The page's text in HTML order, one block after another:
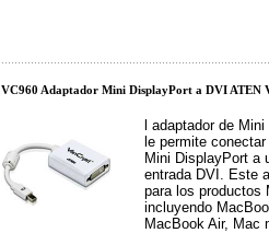
VC960 Adaptador Mini DisplayPort a DVI ATEN
l adaptador de
le permite
Mini DisplayPort a
entrada DVI. Este
para los productos
incluyendo
MacBook Air, Mac